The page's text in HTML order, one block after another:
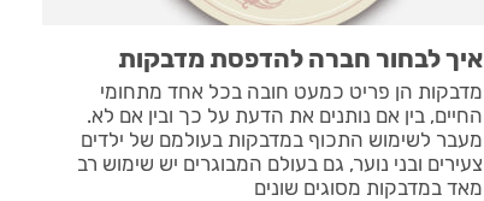
איך לבחור חברה להדפסת מדבקות
מדבקות הן פריט כמעט חובה בכל אחד מתחומי
החיים, בין אם נותנים את הדעת על כך ובין אם לא.
מעבר לשימוש התכוף במדבקות בעולמם של ילדים
צעירים ובני נוער, גם בעולם המבוגרים יש שימוש רב
מאד במדבקות מסוגים שונים